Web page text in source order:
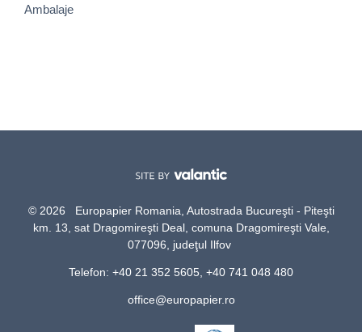
Ambalaje
© 2026 Europapier Romania, Autostrada Bucureşti - Piteşti
km. 13, sat Dragomireşti Deal, comuna Dragomireşti Vale,
077096, judeţul Ilfov
Telefon: +40 21 352 5605, +40 741 048 480
office@europapier.ro